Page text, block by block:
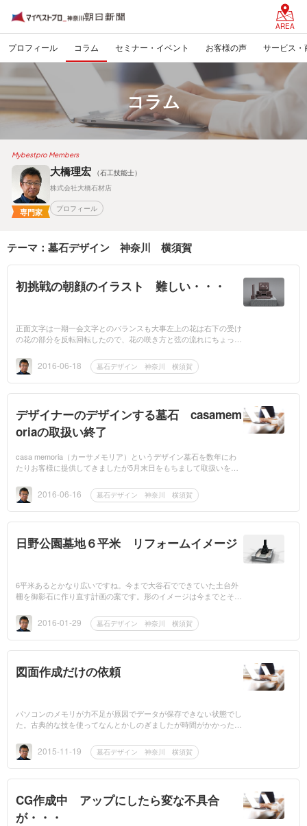
AREA
プロフィール コラム セミナー・イベント お客様の声 サービス・
コラム
Mybestpro Members
専門家
大橋理宏
（石工技能士）
株式会社大橋石材店
プロフィール
テーマ：墓石デザイン 神奈川 横須賀
初挑戦の朝顔のイラスト 難しい・・・
正面文字は一期一会文字とのバランスも大事左上の花は右下の受け
の花の部分を反転回転したので、花の咲き方と弦の流れにちょっと
か...
2016-06-18 墓石デザイン 神奈川 横須賀
デザイナーのデザインする墓石 casamem
oriaの取扱い終了
casa memoria（カーサメモリア）というデザイン墓石を数年にわ
たりお客様に提供してきましたが5月末日をもちまして取扱いを終
することはあ...
2016-06-16 墓石デザイン 神奈川 横須賀
日野公園墓地６平米 リフォームイメージ
6平米あるとかなり広いですね。今まで大谷石でできていた土台外
柵を御影石に作り直す計画の案です。形のイメージは今までとそれ
す。... 2016-01-29 墓石デザイン 神奈川 横須賀
図面作成だけの依頼
パソコンのメモリが力不足が原因でデータが保存できない状態でし
た。古典的な技を使ってなんとかしのぎましたが時間がかかった。
きて... 2015-11-19 墓石デザイン 神奈川 横須賀
CG作成中 アップにしたら変な不具合
が・・・